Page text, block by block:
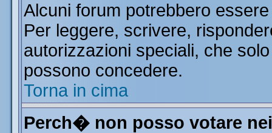
Alcuni forum potrebbero
Per leggere, scrivere,
autorizzazioni speciali, che
possono concedere.
Torna in cima
Perch� non posso votare